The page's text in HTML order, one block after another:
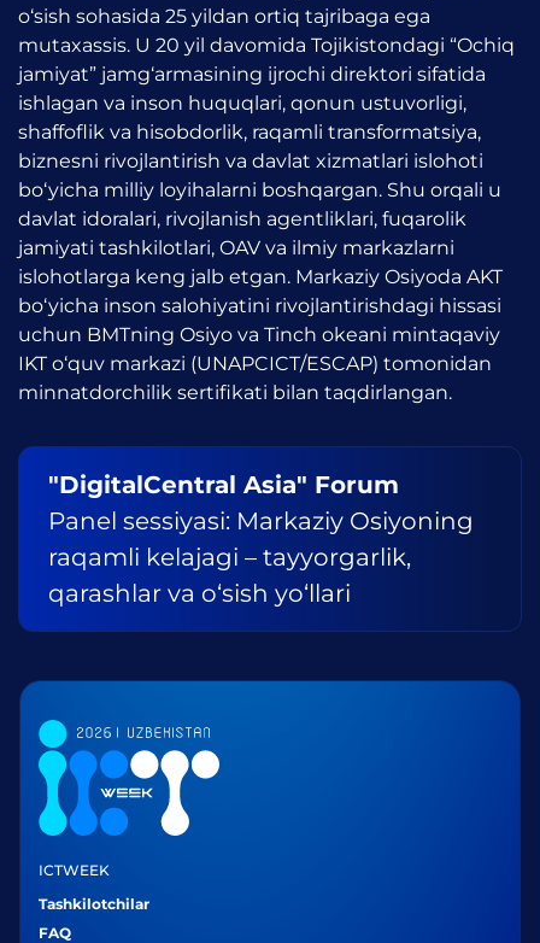
o‘sish sohasida 25 yildan ortiq tajribaga ega
mutaxassis. U 20 yil davomida Tojikistondagi “Ochiq
jamiyat” jamg‘armasining ijrochi direktori sifatida
ishlagan va inson huquqlari, qonun ustuvorligi,
shaffoflik va hisobdorlik, raqamli transformatsiya,
biznesni rivojlantirish va davlat xizmatlari islohoti
bo‘yicha milliy loyihalarni boshqargan. Shu orqali u
davlat idoralari, rivojlanish agentliklari, fuqarolik
jamiyati tashkilotlari, OAV va ilmiy markazlarni
islohotlarga keng jalb etgan. Markaziy Osiyoda AKT
bo‘yicha inson salohiyatini rivojlantirishdagi hissasi
uchun BMTning Osiyo va Tinch okeani mintaqaviy
IKT o‘quv markazi (UNAPCICT/ESCAP) tomonidan
minnatdorchilik sertifikati bilan taqdirlangan.
"DigitalCentral Asia" Forum
Panel sessiyasi: Markaziy Osiyoning
raqamli kelajagi – tayyorgarlik,
qarashlar va o‘sish yo‘llari
ICTWEEK
Tashkilotchilar
FAQ